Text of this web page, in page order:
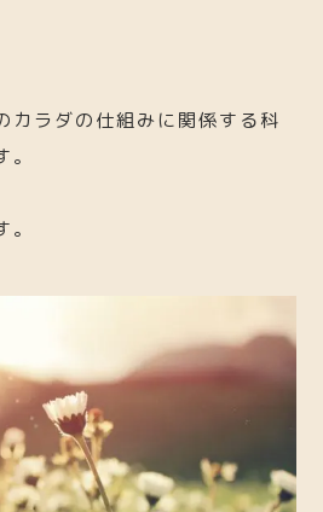
カラダの仕組みに関係する科